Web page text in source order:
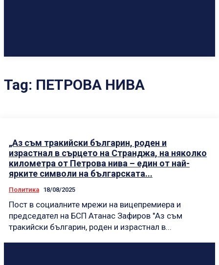
Tag: ПЕТРОВА НИВА
„Аз съм тракийски българин, роден и
израстнал в сърцето на Странджа, на няколко
километра от Петрова нива – един от най-
ярките символи на българската...
Политика 18/08/2025
Пост в социалните мрежи на вицепремиера и
председател на БСП Атанас Зафиров "Аз съм
тракийски българин, роден и израстнал в...